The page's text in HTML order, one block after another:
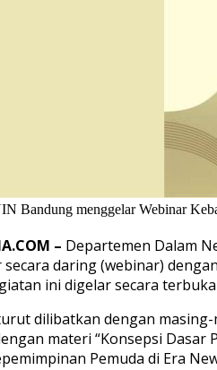
Bandung menggelar Webinar
– Departemen Dalam
daring (webinar)
ini digelar secara
dilibatkan dengan
materi “Konsepsi
Pemuda di Era